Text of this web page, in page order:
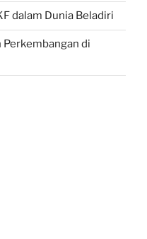
dalam Dunia Beladiri
Perkembangan di